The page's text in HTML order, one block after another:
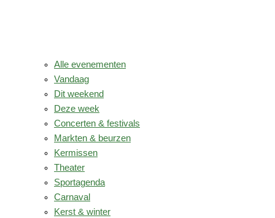
Alle evenementen
Vandaag
Dit weekend
Deze week
Concerten & festivals
Markten & beurzen
Kermissen
Theater
Sportagenda
Carnaval
Kerst & winter